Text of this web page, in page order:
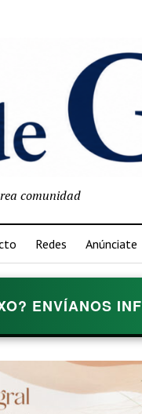
comunidad
Redes Anúnciate
ENVÍANOS